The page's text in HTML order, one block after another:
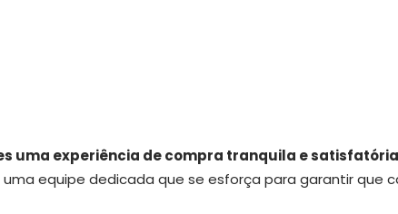
uma experiência de compra tranquila e
equipe dedicada que se esforça para garantir